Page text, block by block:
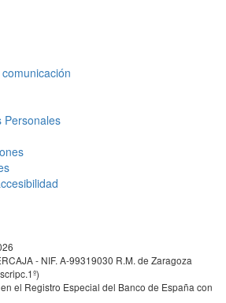
Personales
- NIF. A-99319030 R.M. de Zaragoza
el Registro Especial del Banco de España con